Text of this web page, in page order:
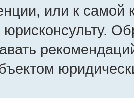
или к самой